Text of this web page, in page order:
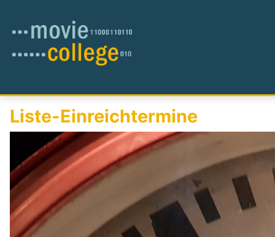
Liste-Einreichtermine